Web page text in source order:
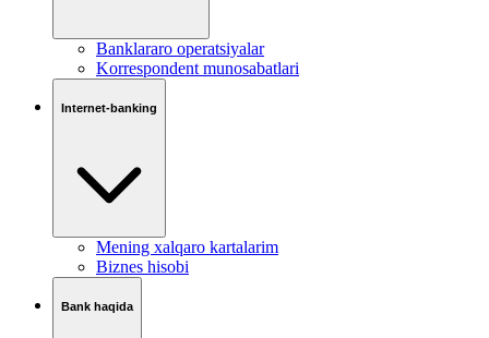
Banklararo operatsiyalar
Korrespondent munosabatlari
Internet-banking
Mening xalqaro kartalarim
Biznes hisobi
Bank haqida